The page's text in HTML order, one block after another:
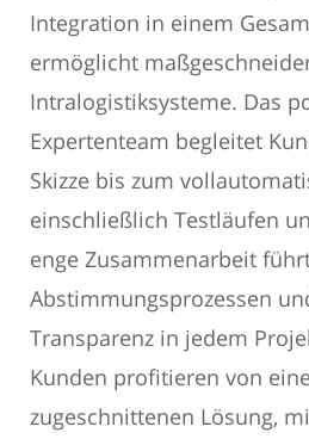
Integration in einem
ermöglicht
Intralogistiksysteme. Das
Expertenteam begleitet
Skizze bis zum
einschließlich Testläufen
enge Zusammenarbeit
Abstimmungsprozessen
Transparenz in jedem
Kunden profitieren von
zugeschnittenen Lösung,